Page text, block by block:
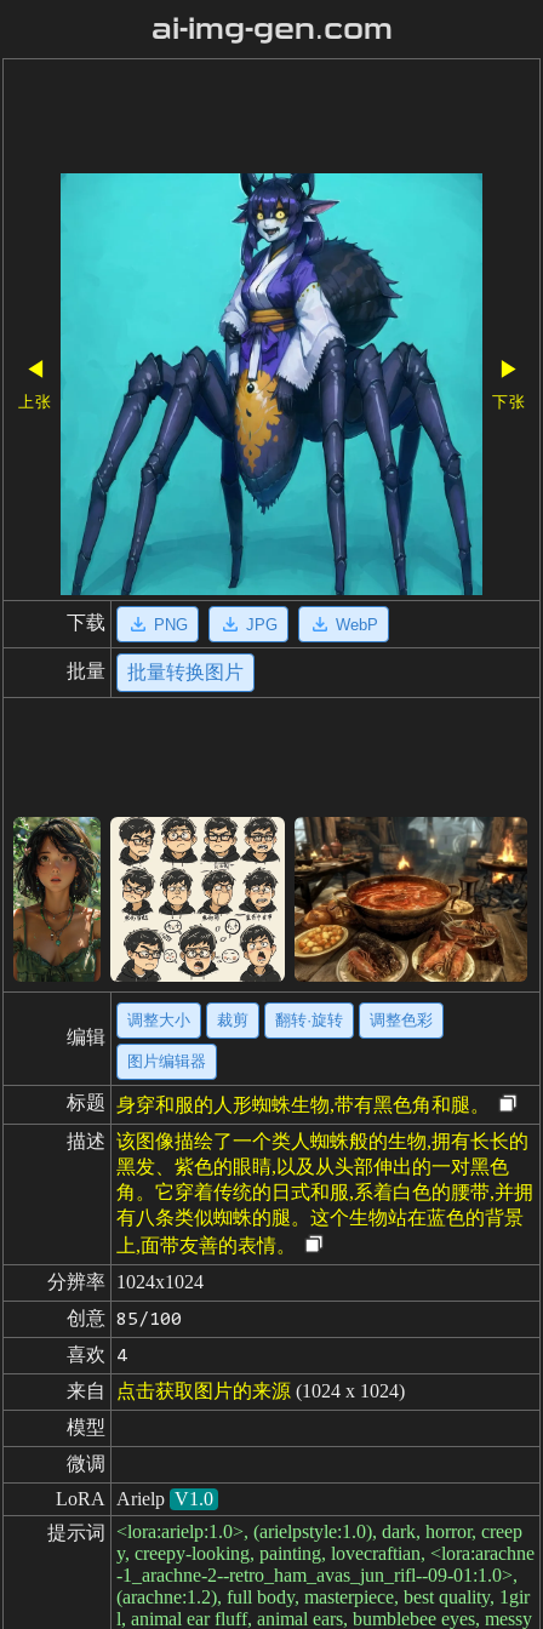
ai-img-gen.com
◀
上张
▶
下张
下载 PNG JPG WebP
批量 批量转换图片
编辑
调整大小 裁剪 翻转·旋转 调整色彩
图片编辑器
标题 身穿和服的人形蜘蛛生物,带有黑色角和腿。
描述 该图像描绘了一个类人蜘蛛般的生物,拥有长长的
黑发、紫色的眼睛,以及从头部伸出的一对黑色
角。它穿着传统的日式和服,系着白色的腰带,并拥
有八条类似蜘蛛的腿。这个生物站在蓝色的背景
上,面带友善的表情。
分辨率 1024x1024
创意 85/100
喜欢 4
来自 点击获取图片的来源 (1024 x 1024)
模型
微调
LoRA
Arielp V1.0
提示词
<lora:arielp:1.0>, (arielpstyle:1.0), dark, horror, creep
y, creepy-looking, painting, lovecraftian, <lora:arachne
-1_arachne-2--retro_ham_avas_jun_rifl--09-01:1.0>,
(arachne:1.2), full body, masterpiece, best quality, 1gir
l, animal ear fluff, animal ears, bumblebee eyes, messy